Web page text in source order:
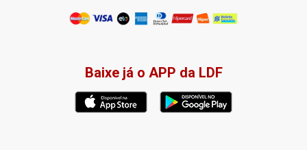
Baixe já o APP da LDF